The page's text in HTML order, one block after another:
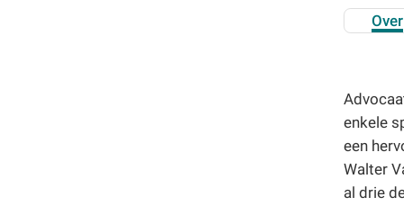
Over
enkele
een
Walter
al drie